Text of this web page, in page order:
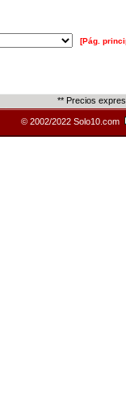
[Pág.
** Precios
© 2002/2022 Solo10.com